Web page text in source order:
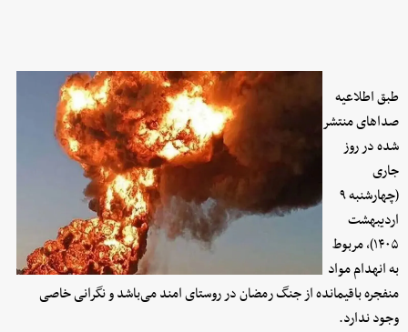
طبق اطلاعیه
صداهای منتشر
شده در روز
جاری
(چهارشنبه ۹
اردیبهشت
۱۴۰۵)، مربوط
به انهدام مواد
منفجره باقیمانده از جنگ رمضان در روستای امند می‌باشد و نگرانی خاصی
وجود ندارد.